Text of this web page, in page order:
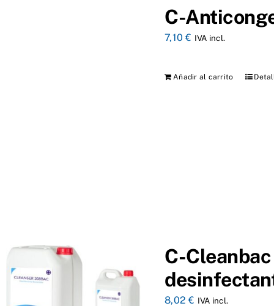
C-
7,10€ IVA incl.
Añadir al carrito
C-
8,02€ IVA incl.